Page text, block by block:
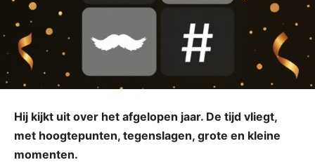
Hij kijkt uit over het afgelopen jaar. De tijd vliegt,
met hoogtepunten, tegenslagen, grote en kleine
momenten.